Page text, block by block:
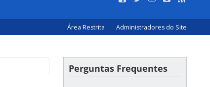
Área Restrita Administradores do Site
Perguntas Frequentes